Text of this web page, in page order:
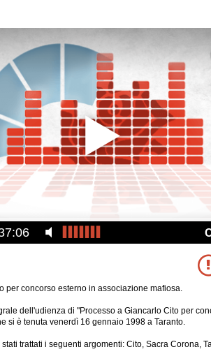
per concorso esterno in associazione mafiosa.
dell'udienza di "Processo a Giancarlo Cito per
si è tenuta venerdì 16 gennaio 1998 a Taranto.
trattati i seguenti argomenti: Cito, Sacra Corona,